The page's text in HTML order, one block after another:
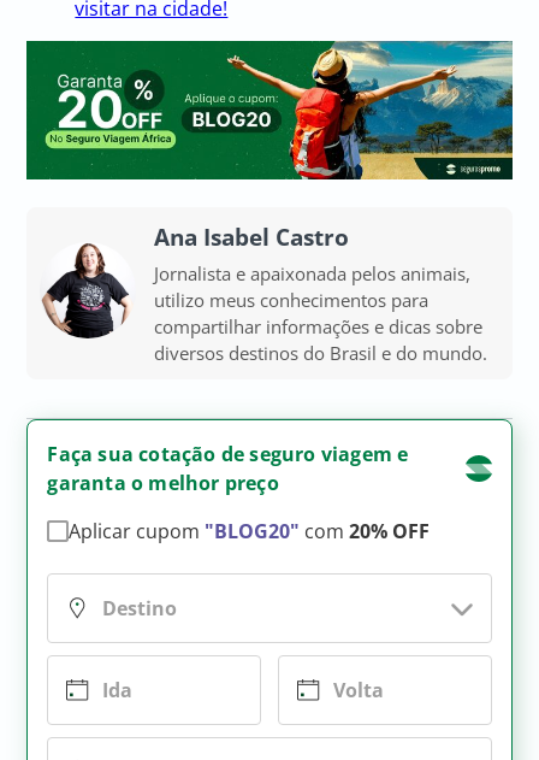
visitar na cidade!
Ana Isabel Castro
Jornalista e apaixonada pelos animais,
utilizo meus conhecimentos para
compartilhar informações e dicas sobre
diversos destinos do Brasil e do mundo.
Faça sua cotação de seguro viagem e
garanta o melhor preço
Aplicar cupom "BLOG20" com20% OFF